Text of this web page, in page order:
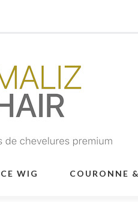
WIG COURONNE